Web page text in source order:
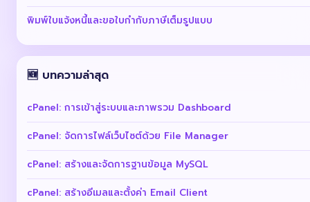
พิมพ์ใบแจ้งหนี้และขอใบกำกับภาษีเต็มรูปแบบ
🆕 บทความล่าสุด
cPanel: การเข้าสู่ระบบและภาพรวม Dashboard
cPanel: จัดการไฟล์เว็บไซต์ด้วย File Manager
cPanel: สร้างและจัดการฐานข้อมูล MySQL
cPanel: สร้างอีเมลและตั้งค่า Email Client